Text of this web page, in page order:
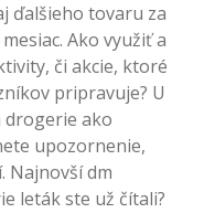
ďalšieho tovaru za
Ako využiť a
či akcie, ktoré
pripravuje? U
drogerie ako
upozornenie,
Najnovší dm
leták ste už čítali?